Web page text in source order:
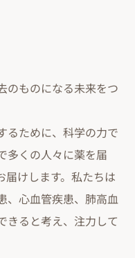
のものになる未来をつ
るために、科学の力で
多くの人々に薬を届
届けします。私たちは
、心血管疾患、肺高血
きると考え、注力して